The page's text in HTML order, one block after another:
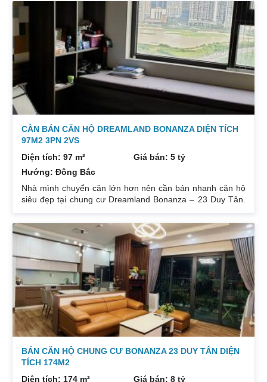
CẦN BÁN CĂN HỘ DREAMLAND BONANZA DIỆN TÍCH
97M2 3PN 2VS
Diện tích: 97 m²
Giá bán: 5 tỷ
Hướng: Đông Bắc
Nhà mình chuyển căn lớn hơn nên cần bán nhanh căn hộ
siêu đẹp tại chung cư Dreamland Bonanza – 23 Duy Tân.
hợp lý các phòng đều tràn ngập ánh sáng tự nhiên. Hướng
cửa Bắc. Ban công Tây. Tầng cao view bát ngát thoáng
mát. Nhà nguyên Bản CĐT. Giá bán: 5 tỷ có thương lượng
đẹp. Liên hệ : 0832133366
BÁN CĂN HỘ CHUNG CƯ BONANZA 23 DUY TÂN DIỆN
TÍCH 174M2
Diện tích: 174 m²
Giá bán: 8 tỷ